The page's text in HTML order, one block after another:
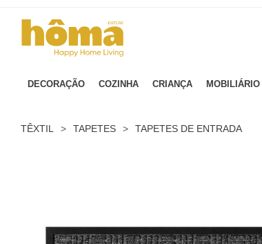
DECORAÇÃO COZINHA CRIANÇA MOBILIÁRIO
TÊXTIL > TAPETES > TAPETES DE ENTRADA